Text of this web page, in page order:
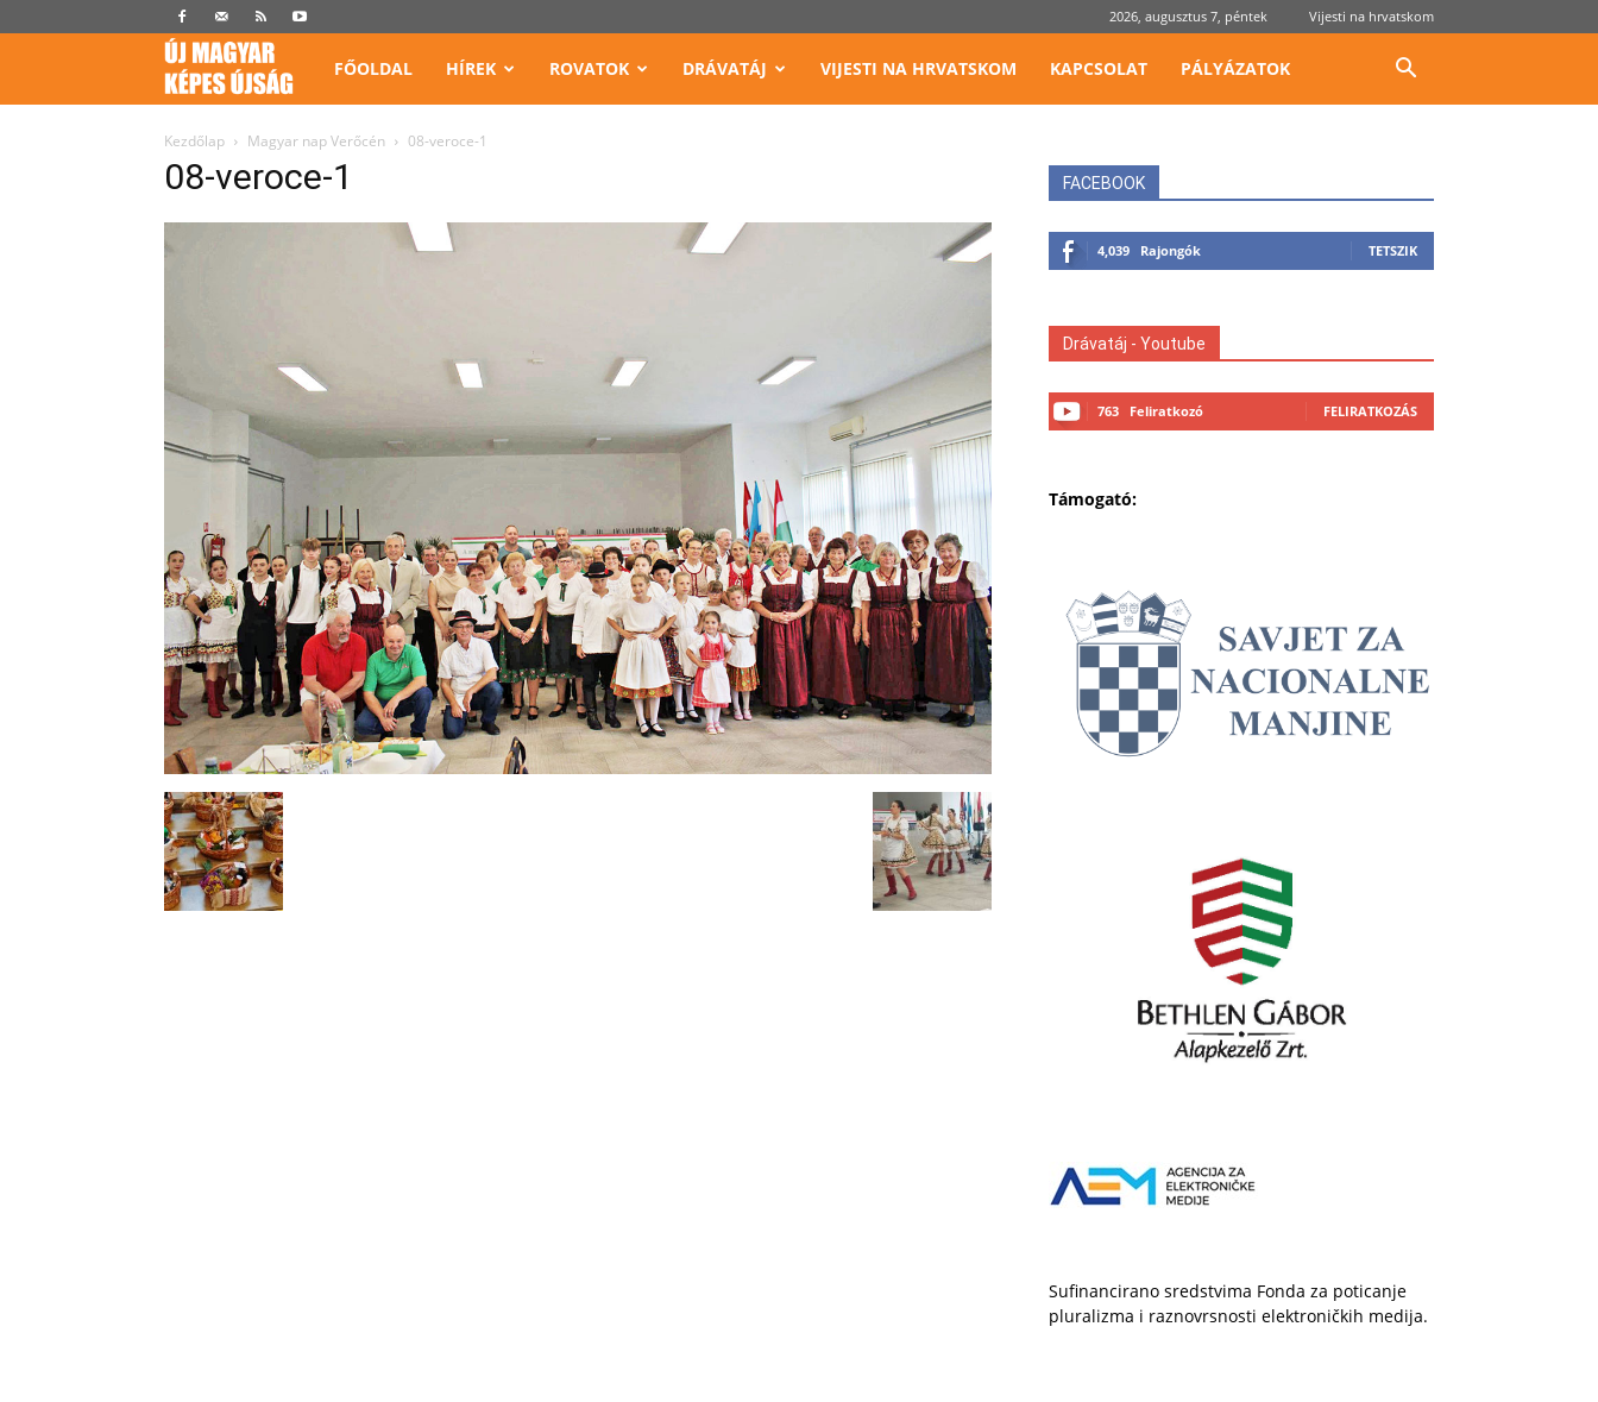
2026, augusztus 7, péntek Vijesti na hrvatskom
Képes
Újság
FŐOLDAL HÍREK ROVATOK DRÁVATÁJ VIJESTI NA HRVATSKOM KAPCSOLAT PÁLYÁZATOK
Kezdőlap Magyar nap Verőcén 08-veroce-1
08-veroce-1 FACEBOOK
4,039 Rajongók TETSZIK
Drávatáj - Youtube
763 Feliratkozó FELIRATKOZÁS
Támogató:
Sufinancirano sredstvima Fonda za poticanje
pluralizma i raznovrsnosti elektroničkih medija.